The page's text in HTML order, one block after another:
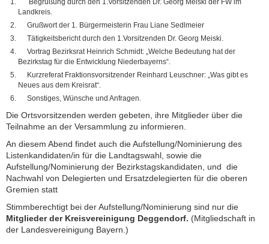
Begrüßung durch den 1.Vorsitzenden Dr. Georg Meiski der FW im
Landkreis.
Grußwort der 1. Bürgermeisterin Frau Liane Sedlmeier
Tätigkeitsbericht durch den 1.Vorsitzenden Dr. Georg Meiski.
Vortrag Bezirksrat Heinrich Schmidt: „Welche Bedeutung hat der
Bezirkstag für die Entwicklung Niederbayerns“.
Kurzreferat Fraktionsvorsitzender Reinhard Leuschner: „Was gibt es
Neues aus dem Kreisrat“.
Sonstiges, Wünsche und Anfragen.
Die Ortsvorsitzenden werden gebeten, ihre Mitglieder über die
Teilnahme an der Versammlung zu informieren.
An diesem Abend findet auch die Aufstellung/Nominierung des
Listenkandidaten/in für die Landtagswahl, sowie die
Aufstellung/Nominierung der Bezirkstagskandidaten, und die
Nachwahl von Delegierten und Ersatzdelegierten für die oberen
Gremien statt
Stimmberechtigt bei der Aufstellung/Nominierung sind nur die
Mitglieder der Kreisvereinigung Deggendorf. (Mitgliedschaft in
der Landesvereinigung Bayern.)